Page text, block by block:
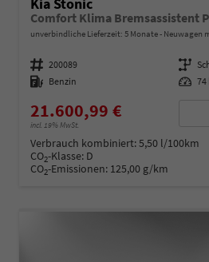
Kia Stonic
unverbindliche Lieferzeit: 5 Monate Neuwagen
Fahrzeugnummer 200089 Getriebe
Kraftstoff Benzin Leistung 74
21.600,99 €
incl. 19% MwSt.
Verbrauch kombiniert:5,50 l/100km
CO2-Klasse: D
CO2-Emissionen: 125,00 g/km